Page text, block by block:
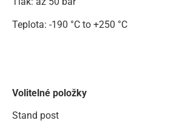
Teplota: -190 °C to +250 °C
Volitelné položky
Stand post